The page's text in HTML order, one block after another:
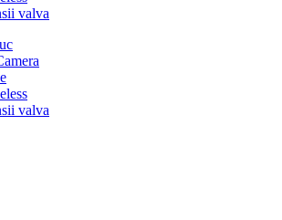
valva
valva